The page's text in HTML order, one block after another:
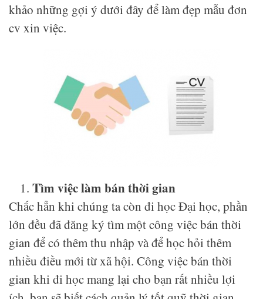
khảo những gợi ý dưới đây để làm đẹp mẫu đơn
cv xin việc.
Tìm việc làm bán thời gian
Chắc hẳn khi chúng ta còn đi học Đại học, phần
lớn đều đã đăng ký tìm một công việc bán thời
gian để có thêm thu nhập và để học hỏi thêm
nhiều điều mới từ xã hội. Công việc bán thời
gian khi đi học mang lại cho bạn rất nhiều lợi